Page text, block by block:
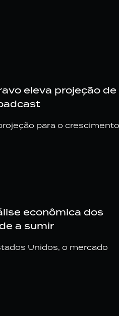
eleva projeção de
para o crescimento
econômica dos
a sumir
Unidos, o mercado